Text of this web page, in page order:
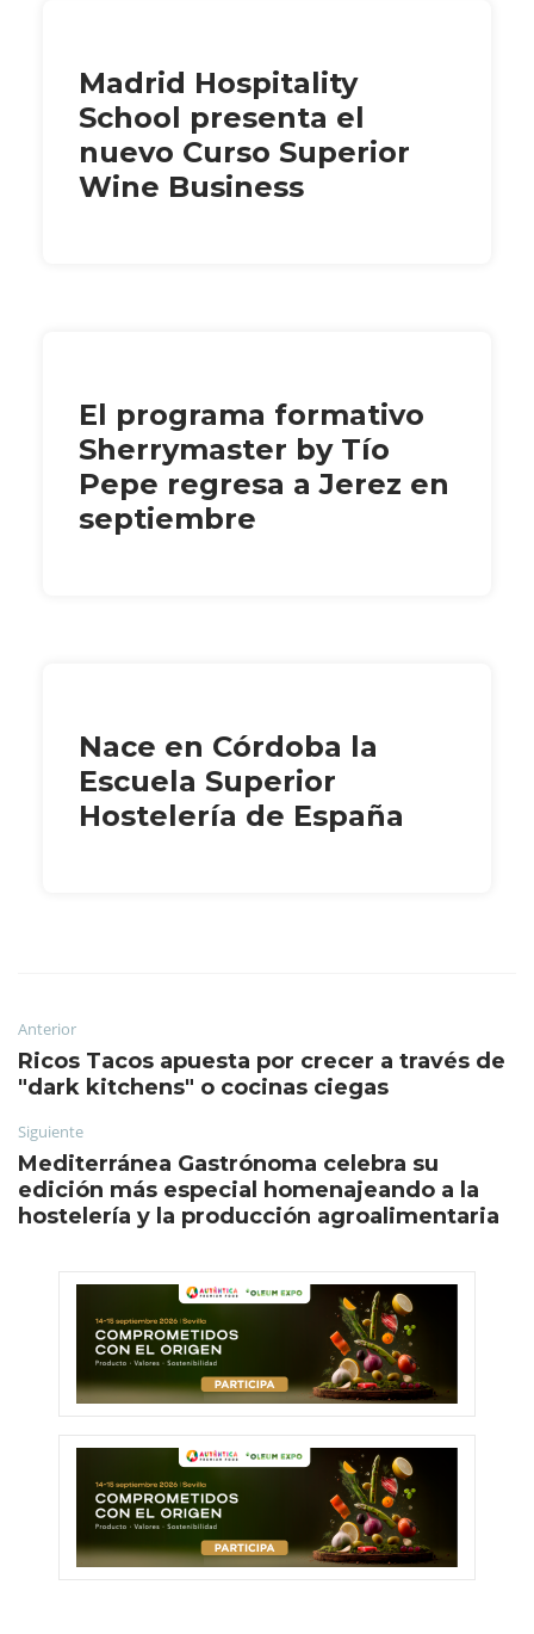
Madrid Hospitality
School presenta el
nuevo Curso Superior
Wine Business
El programa formativo
Sherrymaster by Tío
Pepe regresa a Jerez en
septiembre
Nace en Córdoba la
Escuela Superior
Hostelería de España
Anterior
Ricos Tacos apuesta por crecer a través de
"dark kitchens" o cocinas ciegas
Siguiente
Mediterránea Gastrónoma celebra su
edición más especial homenajeando a la
hostelería y la producción agroalimentaria